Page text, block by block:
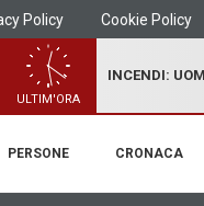
Policy Cookie Policy
ULTIM'ORA
INCENDI:
PERSONE CRONACA